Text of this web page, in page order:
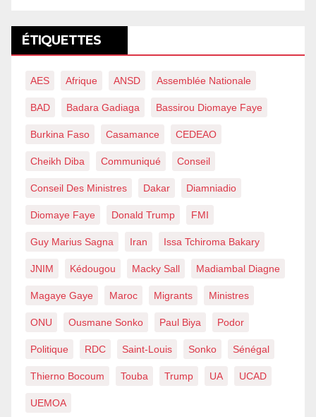
ÉTIQUETTES
AES Afrique ANSD Assemblée Nationale
BAD Badara Gadiaga Bassirou Diomaye Faye
Burkina Faso Casamance CEDEAO
Cheikh Diba Communiqué Conseil
Conseil Des Ministres Dakar Diamniadio
Diomaye Faye Donald Trump FMI
Guy Marius Sagna Iran Issa Tchiroma Bakary
JNIM Kédougou Macky Sall Madiambal Diagne
Magaye Gaye Maroc Migrants Ministres
ONU Ousmane Sonko Paul Biya Podor
Politique RDC Saint-Louis Sonko Sénégal
Thierno Bocoum Touba Trump UA UCAD
UEMOA